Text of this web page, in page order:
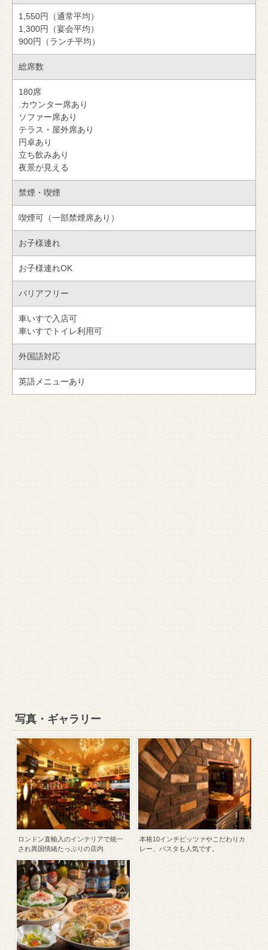
1,550円（通常平均）
1,300円（宴会平均）
900円（ランチ平均）
総席数
180席
.カウンター席あり
ソファー席あり
テラス・屋外席あり
円卓あり
立ち飲みあり
夜景が見える
禁煙・喫煙
喫煙可（一部禁煙席あり）
お子様連れ
お子様連れOK
バリアフリー
車いすで入店可
車いすでトイレ利用可
外国語対応
英語メニューあり
写真・ギャラリー
ロンドン直輸入のインテリアで統一
され異国情緒たっぷりの店内
本格10インチピッツァやこだわりカ
レー、パスタも人気です。